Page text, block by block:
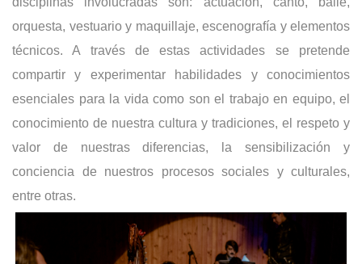
orquesta, vestuario y maquillaje, escenografía y elementos
técnicos. A través de estas actividades se pretende
compartir y experimentar habilidades y conocimientos
esenciales para la vida como son el trabajo en equipo, el
conocimiento de nuestra cultura y tradiciones, el respeto y
valor de nuestras diferencias, la sensibilización y
conciencia de nuestros procesos sociales y culturales,
entre otras.